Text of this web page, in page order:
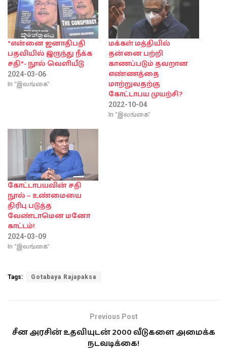
“என்னை ஜனாதிபதி
பதவியில் இருந்து நீக்க
சதி”- நூல் வெளியீடு
2024-03-06
In "இலங்கை"
மக்கள் மத்தியில்
தன்னை பற்றி
காணப்படும் தவறான
எண்ணத்தை
மாற்றுவதற்கு
கோட்டாபய முயற்சி?
2022-10-04
In "இலங்கை"
கோட்டாபயவின் சதி
நூல் – உண்மையை
திரிபு படுத்த
வேண்டாமென மனோ
காட்டம்!
2024-03-09
In "இலங்கை"
Tags: Gotabaya Rajapaksa
Previous Post
சீன அரசின் உதவியுடன் 2000 வீடுகளை அமைக்க
நடவடிக்கை!